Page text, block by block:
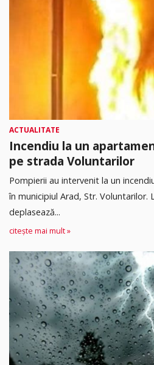
ACTUALITATE
Incendiu la un
pe strada Voluntarilor
Pompierii au intervenit la un
în municipiul Arad, Str. Voluntarilor.
deplasează...
citește mai mult »